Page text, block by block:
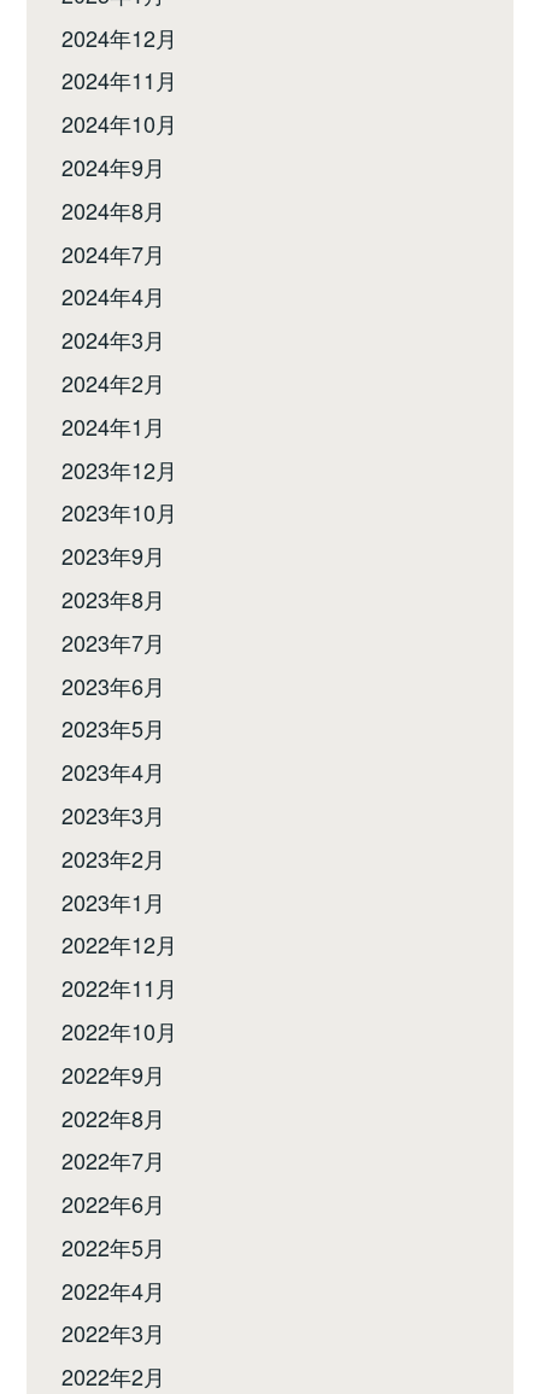
2024年12月
2024年11月
2024年10月
2024年9月
2024年8月
2024年7月
2024年4月
2024年3月
2024年2月
2024年1月
2023年12月
2023年10月
2023年9月
2023年8月
2023年7月
2023年6月
2023年5月
2023年4月
2023年3月
2023年2月
2023年1月
2022年12月
2022年11月
2022年10月
2022年9月
2022年8月
2022年7月
2022年6月
2022年5月
2022年4月
2022年3月
2022年2月